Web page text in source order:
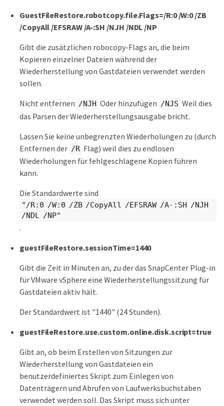
GuestFileRestore.robotcopy.file.Flags=/R:0 /W:0 /ZB
/CopyAll /EFSRAW /A-:SH /NJH /NDL /NP
Gibt die zusätzlichen robocopy-Flags an, die beim
Kopieren einzelner Dateien während der
Wiederherstellung von Gastdateien verwendet werden
sollen.
Nicht entfernen /NJH Oder hinzufügen /NJS Weil dies
das Parsen der Wiederherstellungsausgabe bricht.
Lassen Sie keine unbegrenzten Wiederholungen zu (durch
Entfernen der /R Flag) weil dies zu endlosen
Wiederholungen für fehlgeschlagene Kopien führen
kann.
Die Standardwerte sind
"/R:0 /W:0 /ZB /CopyAll /EFSRAW /A-:SH /NJH
/NDL /NP"
.
guestFileRestore.sessionTime=1440
Gibt die Zeit in Minuten an, zu der das SnapCenter Plug-in
für VMware vSphere eine Wiederherstellungssitzung für
Gastdateien aktiv hält.
Der Standardwert ist "1440" (24 Stunden).
guestFileRestore.use.custom.online.disk.script=true
Gibt an, ob beim Erstellen von Sitzungen zur
Wiederherstellung von Gastdateien ein
benutzerdefiniertes Skript zum Einlegen von
Datenträgern und Abrufen von Laufwerksbuchstaben
verwendet werden soll. Das Skript muss sich unter